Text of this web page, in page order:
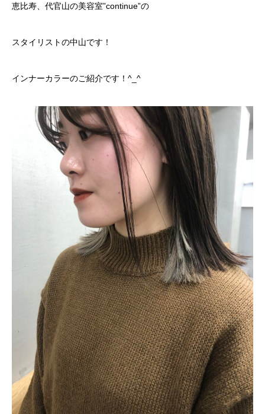
恵比寿、代官山の美容室”continue”の
スタイリストの中山です！
インナーカラーのご紹介です！^_^